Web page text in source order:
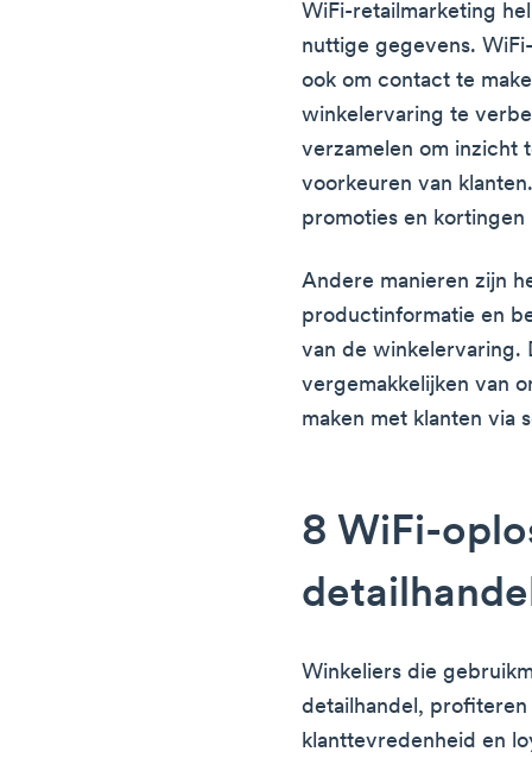
WiFi-retailmarketing
nuttige gegevens.
ook om contact te
winkelervaring te
verzamelen om inzicht
voorkeuren van
promoties en
Andere manieren zijn
productinformatie en
van de winkelervaring.
vergemakkelijken van
maken met klanten via
8 WiFi-
Winkeliers die
detailhandel,
klanttevredenheid en